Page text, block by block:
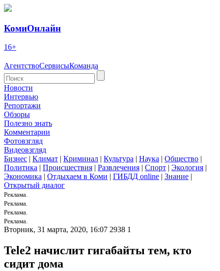
КомиОнлайн
16+
АгентствоСервисыКоманда
Новости
Интервью
Репортажи
Обзоры
Полезно знать
Комментарии
Фотовзгляд
Видеовзгляд
Бизнес | Климат | Криминал | Культура | Наука | Общество |
Политика | Происшествия | Развлечения | Спорт | Экология |
Экономика | Отдыхаем в Коми | ГИБДД online | Знание |
Открытый диалог
Реклама.
Реклама.
Реклама.
Реклама.
Вторник, 31 марта, 2020, 16:07 2938 1
Tele2 начислит гигабайты тем, кто
сидит дома